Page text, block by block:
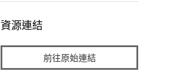
資源連結
前往原始連結